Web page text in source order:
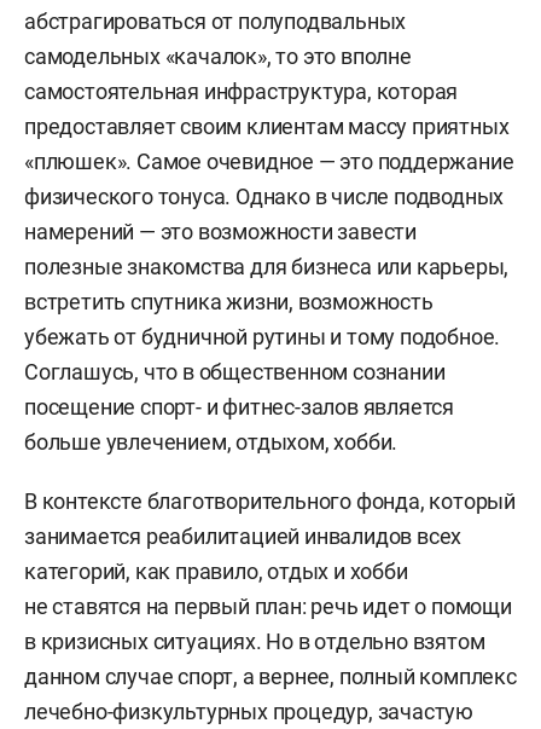
абстрагироваться от полуподвальных
самодельных «качалок», то это вполне
самостоятельная инфраструктура, которая
предоставляет своим клиентам массу приятных
«плюшек». Самое очевидное — это поддержание
физического тонуса. Однако в числе подводных
намерений — это возможности завести
полезные знакомства для бизнеса или карьеры,
встретить спутника жизни, возможность
убежать от будничной рутины и тому подобное.
Соглашусь, что в общественном сознании
посещение спорт- и фитнес-залов является
больше увлечением, отдыхом, хобби.
В контексте благотворительного фонда, который
занимается реабилитацией инвалидов всех
категорий, как правило, отдых и хобби
не ставятся на первый план: речь идет о помощи
в кризисных ситуациях. Но в отдельно взятом
данном случае спорт, а вернее, полный комплекс
лечебно-физкультурных процедур, зачастую